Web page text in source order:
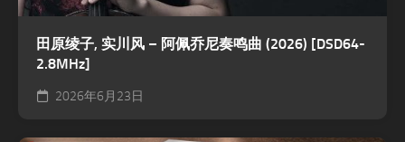
田原绫子, 实川风 – 阿佩乔尼奏鸣曲 (2026) [DSD64-
2.8MHz]
2026年6月23日